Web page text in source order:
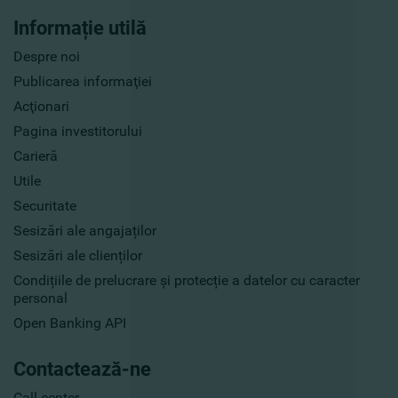
Informație utilă
Despre noi
Publicarea informaţiei
Acţionari
Pagina investitorului
Carieră
Utile
Securitate
Sesizări ale angajaților
Sesizări ale clienților
Condițiile de prelucrare și protecție a datelor cu caracter
personal
Open Banking API
Contactează-ne